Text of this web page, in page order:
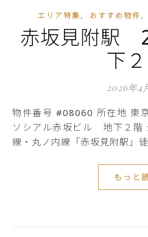
エリア特集, おすすめ物件,
赤坂見附駅
下
2026年4
物件番号 #08060 所在地 東京都港区赤坂３-１１-７
ソシアル赤坂ビル 地下２階
線・丸ノ内線「赤坂見附駅」
もっと